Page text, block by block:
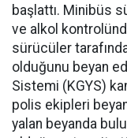
başlattı. Minibüs
ve alkol
sürücüler
olduğunu beyan
Sistemi (KGYS)
polis ekipleri
yalan beyanda